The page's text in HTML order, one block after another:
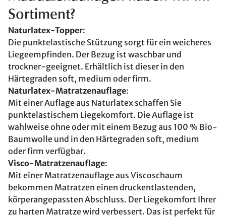
Sortiment?
Naturlatex-Topper:
Die punktelastische Stützung sorgt für ein weicheres
Liegeempfinden. Der Bezug ist waschbar und
trockner-geeignet. Erhältlich ist dieser in den
Härtegraden soft, medium oder firm.
Naturlatex-Matratzenauflage:
Mit einer Auflage aus Naturlatex schaffen Sie
punktelastischem Liegekomfort. Die Auflage ist
wahlweise ohne oder mit einem Bezug aus 100 % Bio-
Baumwolle und in den Härtegraden soft, medium
oder firm verfügbar.
Visco-Matratzenauflage:
Mit einer Matratzenauflage aus Viscoschaum
bekommen Matratzen einen druckentlastenden,
körperangepassten Abschluss. Der Liegekomfort Ihrer
zu harten Matratze wird verbessert. Das ist perfekt für